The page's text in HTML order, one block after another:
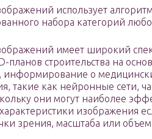
использует
набора категорий
имеет широкий
планов строительства на
информирование о
такие как нейронные сети,
они могут наиболее
изображения
зрения, масштаба или